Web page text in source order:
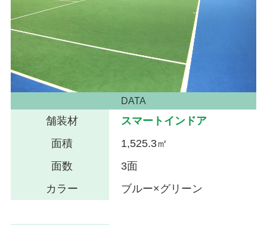
DATA
舗装材
スマートインドア
面積
1,525.3㎡
面数
3面
カラー
ブルー×グリーン